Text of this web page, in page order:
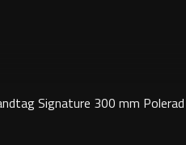
Signature 300 mm